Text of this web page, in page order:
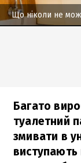
Що ніколи не
Багато
туалетний
змивати в
виступають